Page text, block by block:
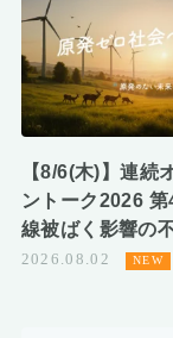
【8/6(木)】連続
ントーク2026
線被ばく影響の
2026.08.02